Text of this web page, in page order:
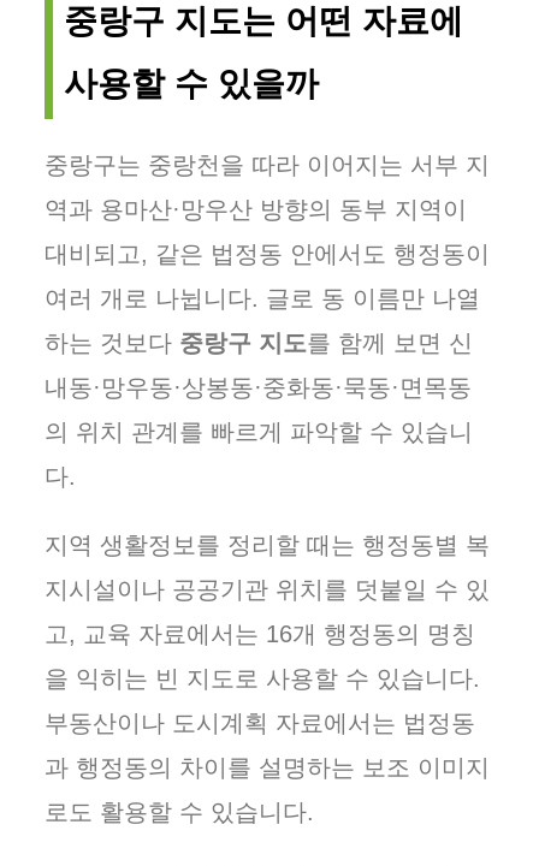
중랑구 지도는 어떤 자료에
사용할 수 있을까
중랑구는 중랑천을 따라 이어지는 서부 지
역과 용마산·망우산 방향의 동부 지역이
대비되고, 같은 법정동 안에서도 행정동이
여러 개로 나뉩니다. 글로 동 이름만 나열
하는 것보다 중랑구 지도를 함께 보면 신
내동·망우동·상봉동·중화동·묵동·면목동
의 위치 관계를 빠르게 파악할 수 있습니
다.
지역 생활정보를 정리할 때는 행정동별 복
지시설이나 공공기관 위치를 덧붙일 수 있
고, 교육 자료에서는 16개 행정동의 명칭
을 익히는 빈 지도로 사용할 수 있습니다.
부동산이나 도시계획 자료에서는 법정동
과 행정동의 차이를 설명하는 보조 이미지
로도 활용할 수 있습니다.